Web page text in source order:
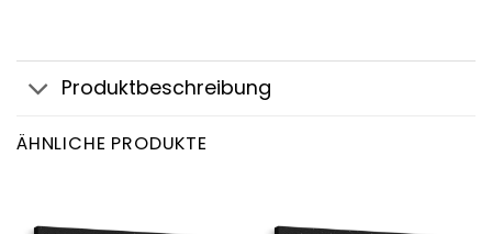
Produktbeschreibung
ÄHNLICHE PRODUKTE